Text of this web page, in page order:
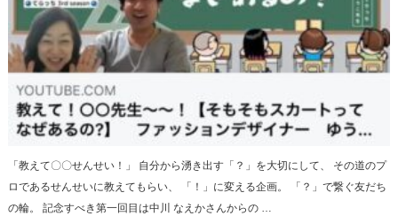
「教えて〇〇せんせい！」 自分から湧き出す「？」を大切にして、 その道のプ
ロであるせんせいに教えてもらい、 「！」に変える企画。 「？」で繋ぐ友だち
の輪。 記念すべき第一回目は中川 なえかさんからの …